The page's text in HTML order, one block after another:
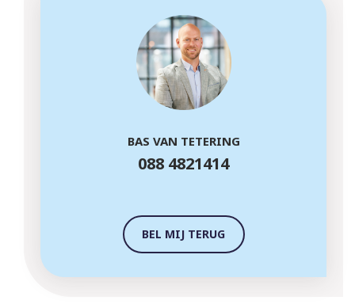
BAS VAN TETERING
088 4821414
BEL MIJ TERUG